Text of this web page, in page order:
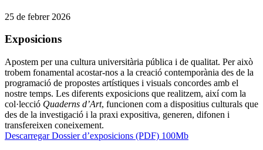
25 de febrer 2026
Exposicions
Apostem per una cultura universitària pública i de qualitat. Per això
trobem fonamental acostar-nos a la creació contemporània des de la
programació de propostes artístiques i visuals concordes amb el
nostre temps. Les diferents exposicions que realitzem, així com la
col·lecció Quaderns d’Art, funcionen com a dispositius culturals que
des de la investigació i la praxi expositiva, generen, difonen i
transfereixen coneixement.
Descarregar Dossier d’exposicions (PDF) 100Mb